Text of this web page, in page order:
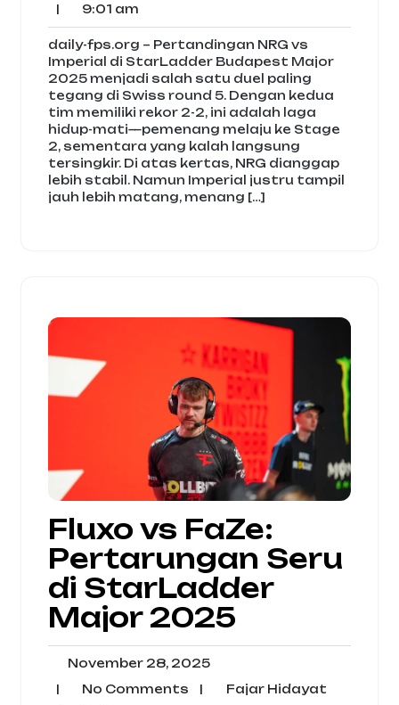
| 9:01 am
am
daily-fps.org – Pertandingan NRG vs
Imperial di StarLadder Budapest Major
2025 menjadi salah satu duel paling
tegang di Swiss round 5. Dengan kedua
tim memiliki rekor 2-2, ini adalah laga
hidup-mati—pemenang melaju ke Stage
2, sementara yang kalah langsung
tersingkir. Di atas kertas, NRG dianggap
lebih stabil. Namun Imperial justru tampil
jauh lebih matang, menang […]
Fluxo vs FaZe:
Pertarungan Seru
di StarLadder
Major 2025
November 28, 2025November
2025
| No Comments No| Fajar HidayatFajar